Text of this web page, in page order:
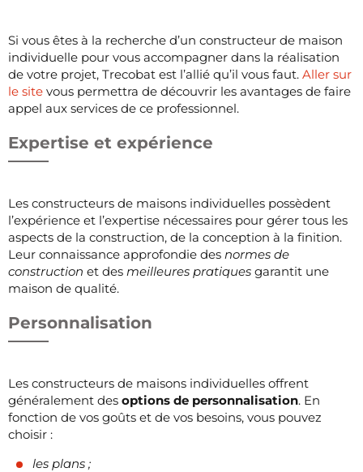
Si vous êtes à la recherche d’un constructeur de maison
individuelle pour vous accompagner dans la réalisation
de votre projet, Trecobat est l’allié qu’il vous faut. Aller sur
le site vous permettra de découvrir les avantages de faire
appel aux services de ce professionnel.
Expertise et expérience
Les constructeurs de maisons individuelles possèdent
l’expérience et l’expertise nécessaires pour gérer tous les
aspects de la construction, de la conception à la finition.
Leur connaissance approfondie des normes de
construction et des meilleures pratiques garantit une
maison de qualité.
Personnalisation
Les constructeurs de maisons individuelles offrent
généralement des options de personnalisation. En
fonction de vos goûts et de vos besoins, vous pouvez
choisir :
les plans ;